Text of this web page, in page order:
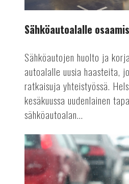
Sähköautoalalle
Sähköautojen huolto ja
autoalalle uusia haasteita,
ratkaisuja yhteistyössä.
kesäkuussa uudenlainen
sähköautoalan...
Vakuuttamattomien
ajoneuvojen
määrä
laskenut